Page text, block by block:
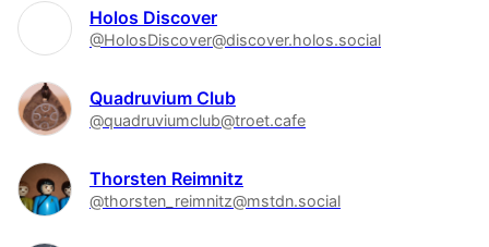
Holos Discover
@HolosDiscover@discover.holos.social
Quadruvium Club
@quadruviumclub@troet.cafe
Thorsten Reimnitz
@thorsten_reimnitz@mstdn.social